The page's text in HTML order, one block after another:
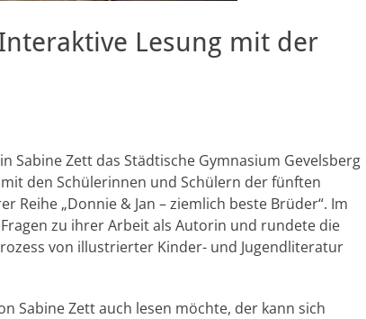
Lesung mit der
Sabine Zett das Städtische Gymnasium Gevelsberg
den Schülerinnen und Schülern der fünften
Reihe „Donnie & Jan – ziemlich beste Brüder“. Im
zu ihrer Arbeit als Autorin und rundete die
von illustrierter Kinder- und Jugendliteratur
Sabine Zett auch lesen möchte, der kann sich